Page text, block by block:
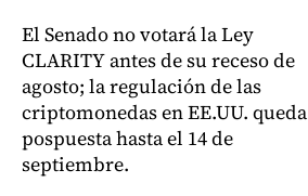
El Senado no votará la Ley
CLARITY antes de su receso de
agosto; la regulación de las
criptomonedas en EE.UU. queda
pospuesta hasta el 14 de
septiembre.